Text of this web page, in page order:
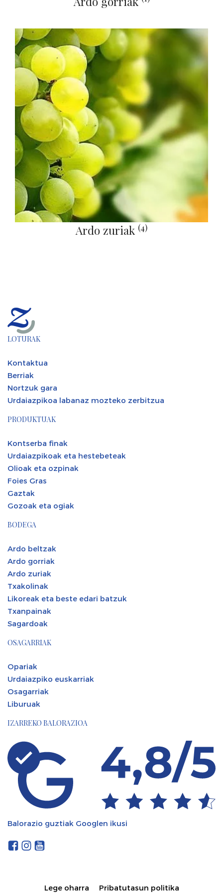
Ardo zuriak (4)
LOTURAK
Kontaktua
Berriak
Nortzuk gara
Urdaiazpikoa labanaz mozteko zerbitzua
PRODUKTUAK
Kontserba finak
Urdaiazpikoak eta hestebeteak
Olioak eta ozpinak
Foies Gras
Gaztak
Gozoak eta ogiak
BODEGA
Ardo beltzak
Ardo gorriak
Ardo zuriak
Txakolinak
Likoreak eta beste edari batzuk
Txanpainak
Sagardoak
OSAGARRIAK
Opariak
Urdaiazpiko euskarriak
Osagarriak
Liburuak
IZARREKO BALORAZIOA
Balorazio guztiak Googlen ikusi
Lege oharra Pribatutasun politika